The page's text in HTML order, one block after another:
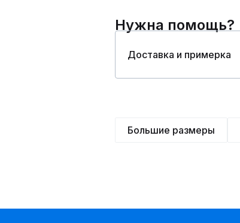
Нужна помощь?
Доставка и примерка
Большие размеры